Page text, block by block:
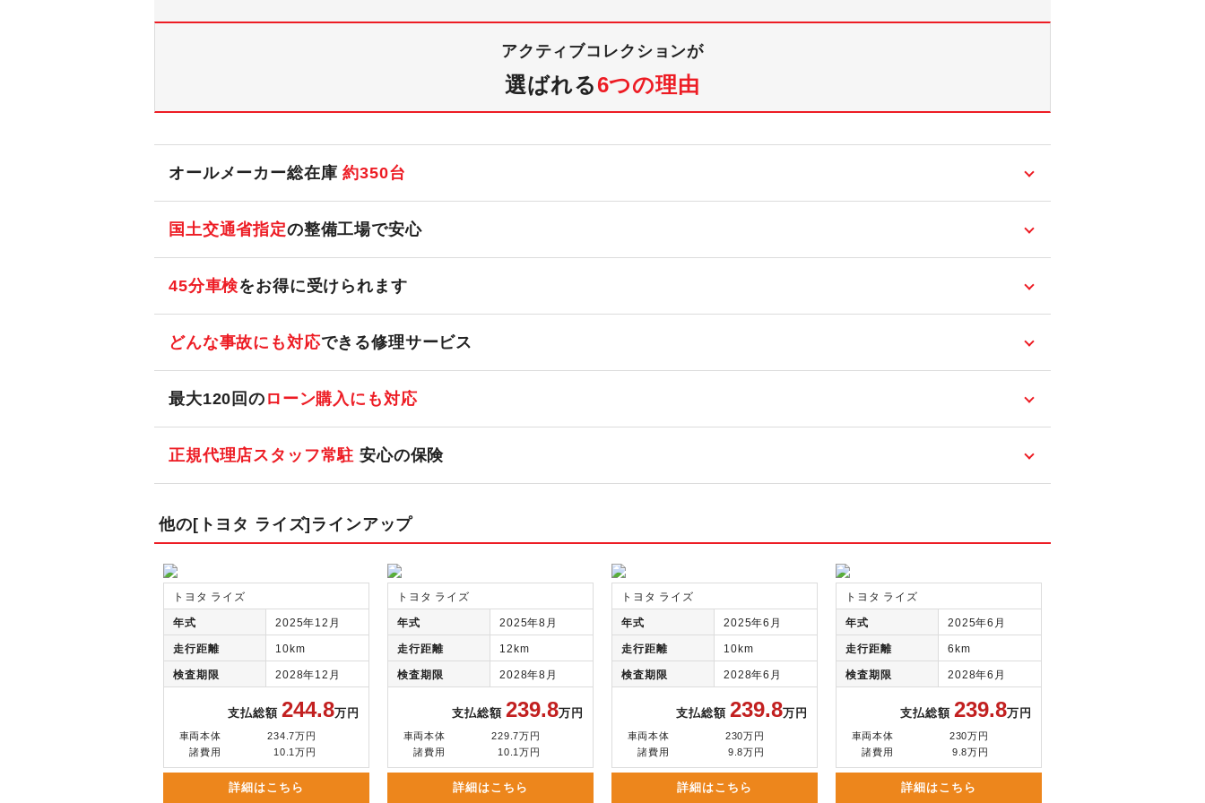
アクティブコレクションが
選ばれる6つの理由
オールメーカー総在庫約350台
国土交通省指定の整備工場で安心
45分車検をお得に受けられます
どんな事故にも対応できる修理サービス
最大120回の ローン購入にも対応
正規代理店スタッフ常駐 安心の保険
他の[トヨタ ライズ]ラインアップ
トヨタ ライズ
年式 2025年12月
走行距離 10km
検査期限 2028年12月
支払総額244.8万円
車両本体
234.7万円
諸費用
10.1万円
詳細はこちら
トヨタ ライズ
年式 2025年8月
走行距離 12km
検査期限 2028年8月
支払総額239.8万円
車両本体
229.7万円
諸費用
10.1万円
詳細はこちら
トヨタ ライズ
年式 2025年6月
走行距離 10km
検査期限 2028年6月
支払総額239.8万円
車両本体
230万円
諸費用
9.8万円
詳細はこちら
トヨタ ライズ
年式 2025年6月
走行距離 6km
検査期限 2028年6月
支払総額239.8万円
車両本体
230万円
諸費用
9.8万円
詳細はこちら